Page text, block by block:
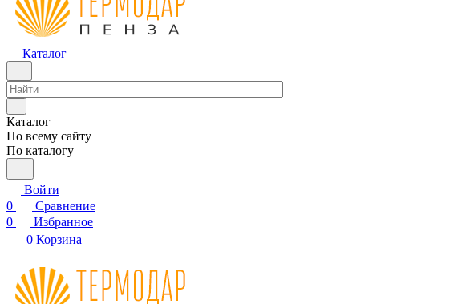
Каталог
Каталог
По всему сайту
По каталогу
Войти
0
Сравнение
0
Избранное
0 Корзина